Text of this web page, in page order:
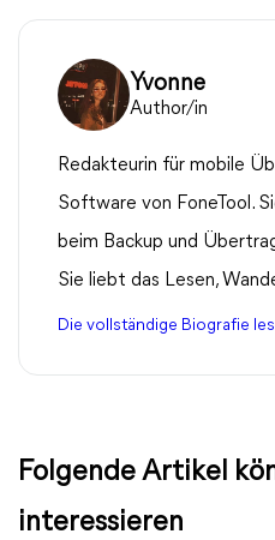
Yvonne
Author/in
Redakteurin für mobile
Software von FoneTool.
beim Backup und
Sie liebt das Lesen,
Die vollständige Biografie
Folgende Artikel
interessieren